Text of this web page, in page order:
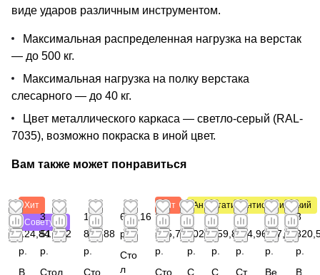
виде ударов различным инструментом.
Максимальная распределенная нагрузка на верстак
— до 500 кг.
Максимальная нагрузка на полку верстака
слесарного — до 40 кг.
Цвет металлического каркаса — светло-серый (RAL-
7035), возможно покраска в иной цвет.
Вам также может понравиться
Хит
Советуем
2
124,84
р.
В
3
517,32
р.
Стол
1
868,88
р.
Сто
653,16
р.
Сто
л
Хит
2
595,72
р.
Сто
Антистатический
2
202,84
р.
С
1
559,88
р.
С
Антистатический
4
524,96
р.
Ст
3
397,80
р.
Ве
3
р.
В